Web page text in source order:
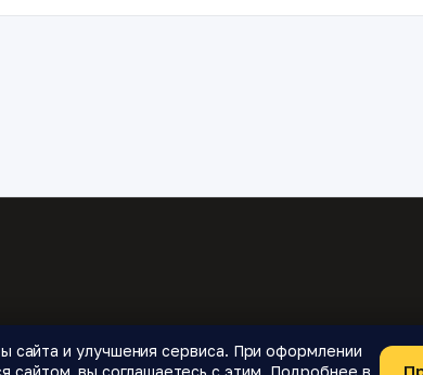
сайта и улучшения сервиса. При оформлении
сайтом, вы соглашаетесь с этим. Подробнее в